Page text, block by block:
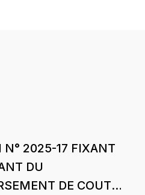
N° 2025-17 FIXANT
DU
DE COUTS